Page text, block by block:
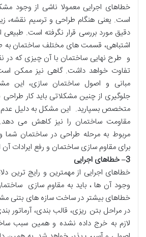
خطاهای اجرایی معمولا ناشی از وجود
است. یعنی هنگام طراحی و ترسیم نقشه،
دقیق مورد بررسی قرار نگرفته است.
اشتباهی، قسمت های مختلف ساختمان به
و طرح نهایی ساختمان با آن چیزی که در
تفاوت خواهد داشت. گاهی نیز ممکن
مبانی و اصول ساختمان سازی، این
جلوگیری از چنین مشکلاتی باید کار طراحی
متخصص بسپارید. این مشکل به دلیل عدم
مقاومت ساختمان را نیز کاهش می دهد.
مربوط به مرحله طراحی در ساختمان شما
برای مقاوم سازی ساختمان و رفع ایرادات آن
3
–خطاهای اجرایی
خطاهای اجرایی از مهمترین و رایج ترین
وجود آن ها ، باید به مقاوم سازی
خطاهای بیشتر در ساخت سازه های بتنی
در مراحل بتن ریزی، قالب بندی،
لازم به خرج داده نشده و همین سبب